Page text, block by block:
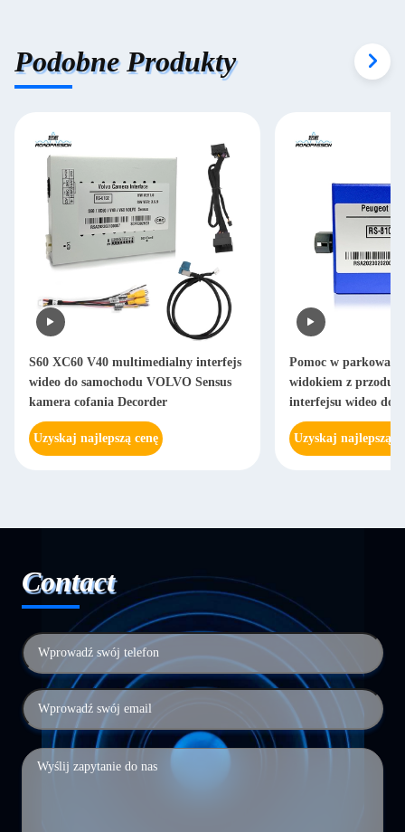
Podobne Produkty
S60 XC60 V40 multimedialny interfejs
wideo do samochodu VOLVO Sensus
kamera cofania Decorder
Uzyskaj najlepszą cenę
Pomoc w
widokiem z przodu
interfejsu wideo do
Uzyskaj najlepszą
Contact